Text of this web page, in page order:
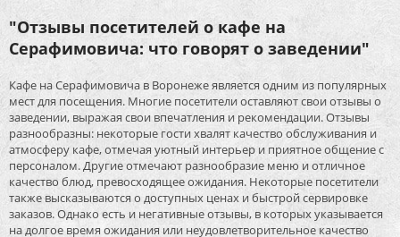
"Отзывы посетителей о кафе на
Серафимовича: что говорят о заведении"
Кафе на Серафимовича в Воронеже является одним из популярных
мест для посещения. Многие посетители оставляют свои отзывы о
заведении, выражая свои впечатления и рекомендации. Отзывы
разнообразны: некоторые гости хвалят качество обслуживания и
атмосферу кафе, отмечая уютный интерьер и приятное общение с
персоналом. Другие отмечают разнообразие меню и отличное
качество блюд, превосходящее ожидания. Некоторые посетители
также высказываются о доступных ценах и быстрой сервировке
заказов. Однако есть и негативные отзывы, в которых указывается
на долгое время ожидания или неудовлетворительное качество